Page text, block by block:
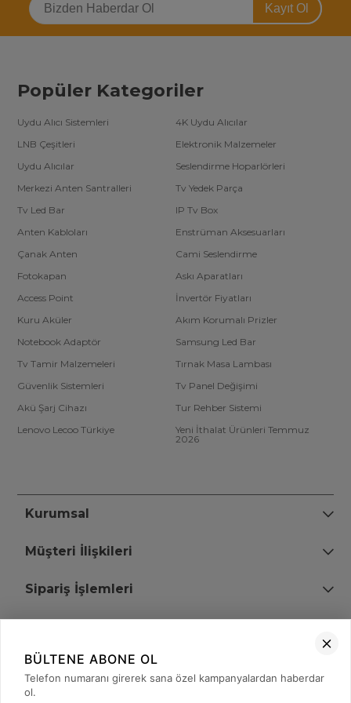
Kayıt Ol
Popüler Kategoriler
Uydu Alıcı Sistemleri
4K Uydu Alıcılar
LNB Çeşitleri
Elektronik Malzemeler
Uydu Alıcılar
Seslendirme Hoparlörleri
Merkezi Anten Santralleri
Tv Yedek Parça
Tv Led Bar
IP Tv Box
Anten Kabloları
Enstrüman Aksesuarları
Çanak Anten
Cami Seslendirme
Fotokapan
Askı Aparatları
Access Point
İnvertör Fiyatları
Kuru Aküler
Akım Korumalı Prizler
Notebook Adaptör
Samsung Led Bar
Tv Tamir Malzemeleri
Tırnak Masa Lambası
Güvenlik Sistemleri
Tv Panel Değişimi
Akü Şarj Cihazı
Tur Rehber Sistemi
Lenovo Lecoo Türkiye
Yeni İthalat Ürünleri Temmuz
2026
Kurumsal
Müşteri İlişkileri
Sipariş İşlemleri
+90 (850) 473 08 08
BÜLTENE ABONE OL
Telefon numaranı girerek sana özel kampanyalardan haberdar
ol.